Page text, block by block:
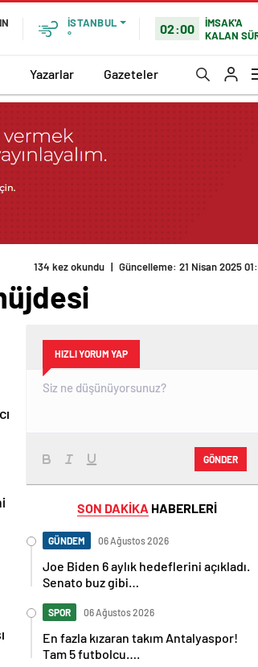
İSTANBUL
°
02:00
İMSAK'A
KALAN
Yazarlar Gazeteler
134 kez okundu | Güncelleme: 21 Nisan 2025
HIZLI YORUM YAP
GÖNDER
SON DAKİKA HABERLERİ
GÜNDEM 06 Ağustos 2026
Joe Biden 6 aylık hedeflerini açıkladı.
Senato buz gibi…
SPOR 06 Ağustos 2026
En fazla kızaran takım Antalyaspor!
Tam 5 futbolcu….